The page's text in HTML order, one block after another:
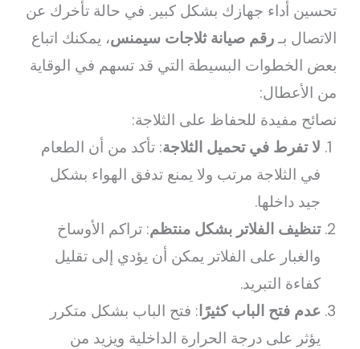
تحسين أداء جهازك بشكل كبير. في حالة تأخرك عن
الاتصال بـرقم صيانة ثلاجات سيمنس، يمكنك اتباع
بعض الخطوات البسيطة التي قد تسهم في الوقاية
من الأعطال:
نصائح مفيدة للحفاظ على الثلاجة:
لا تفرط في تحميل الثلاجة: تأكد من أن الطعام
في الثلاجة مرتب ولا يمنع تدفق الهواء بشكل
جيد داخلها.
تنظيف الفلاتر بشكل منتظم: تراكم الأوساخ
والغبار على الفلاتر يمكن أن يؤدي إلى تقليل
كفاءة التبريد.
عدم فتح الباب كثيرًا: فتح الباب بشكل متكرر
يؤثر على درجة الحرارة الداخلية ويزيد من